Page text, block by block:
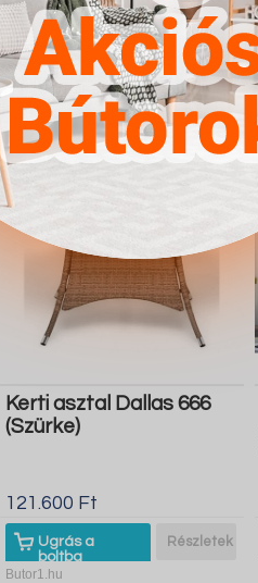
551.100 Ft
Ugrás a
boltba
Részletek
Butor1.hu
Kerti asztal Dallas 666
(Szürke)
121.600 Ft
Ugrás a
boltba
Részletek
Butor1.hu